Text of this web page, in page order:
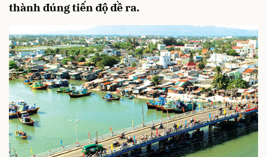
thành đúng tiến độ đề ra.